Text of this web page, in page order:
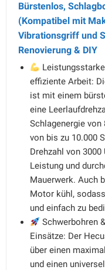
Bürstenlos,
(Kompatibel mit
Vibrationsgriff und
Renovierung & DIY
effiziente Arbeit:
ist mit einem
eine
Schlagenergie
von bis zu 10.000
Drehzahl von
Leistung und
Mauerwerk. Auch
Motor kühl,
und einfach zu
Schwerbohren
Einsätze: Der
über einen
und einen